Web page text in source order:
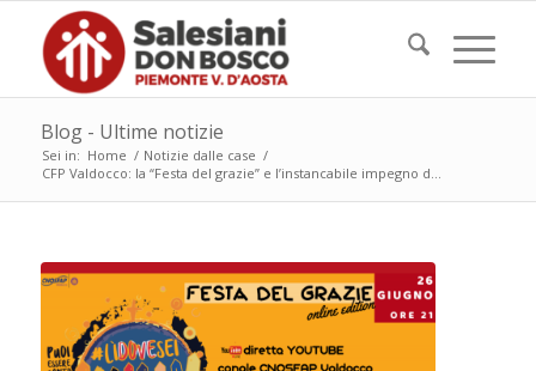
Blog - Ultime notizie
Sei in: Home / Notizie dalle case /
CFP Valdocco: la “Festa del grazie” e l’instancabile impegno d...